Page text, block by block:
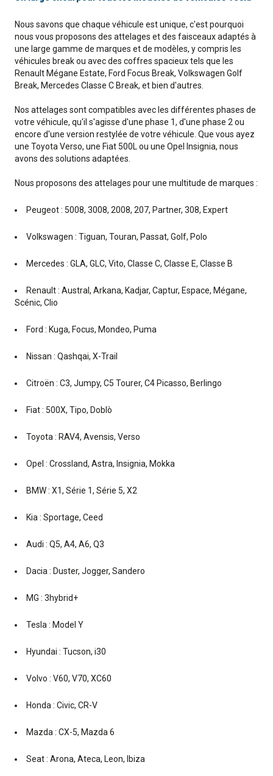
Nous savons que chaque véhicule est unique, c'est pourquoi
nous vous proposons des attelages et des faisceaux adaptés à
une large gamme de marques et de modèles, y compris les
véhicules break ou avec des coffres spacieux tels que les
Renault Mégane Estate, Ford Focus Break, Volkswagen Golf
Break, Mercedes Classe C Break, et bien d'autres.
Nos attelages sont compatibles avec les différentes phases de
votre véhicule, qu'il s'agisse d'une phase 1, d'une phase 2 ou
encore d'une version restylée de votre véhicule. Que vous ayez
une Toyota Verso, une Fiat 500L ou une Opel Insignia, nous
avons des solutions adaptées.
Nous proposons des attelages pour une multitude de marques :
Peugeot : 5008, 3008, 2008, 207, Partner, 308, Expert
Volkswagen : Tiguan, Touran, Passat, Golf, Polo
Mercedes : GLA, GLC, Vito, Classe C, Classe E, Classe B
Renault : Austral, Arkana, Kadjar, Captur, Espace, Mégane,
Scénic, Clio
Ford : Kuga, Focus, Mondeo, Puma
Nissan : Qashqai, X-Trail
Citroën : C3, Jumpy, C5 Tourer, C4 Picasso, Berlingo
Fiat : 500X, Tipo, Doblò
Toyota : RAV4, Avensis, Verso
Opel : Crossland, Astra, Insignia, Mokka
BMW : X1, Série 1, Série 5, X2
Kia : Sportage, Ceed
Audi : Q5, A4, A6, Q3
Dacia : Duster, Jogger, Sandero
MG : 3hybrid+
Tesla : Model Y
Hyundai : Tucson, i30
Volvo : V60, V70, XC60
Honda : Civic, CR-V
Mazda : CX-5, Mazda 6
Seat : Arona, Ateca, Leon, Ibiza